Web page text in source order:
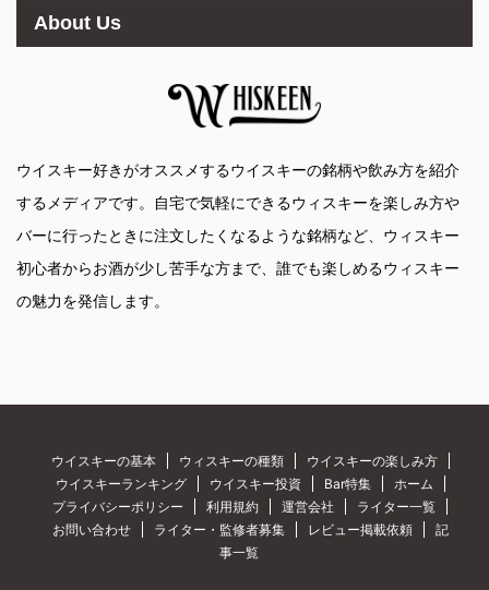
About Us
ウイスキー好きがオススメするウイスキーの銘柄や飲み方を紹介
するメディアです。自宅で気軽にできるウィスキーを楽しみ方や
バーに行ったときに注文したくなるような銘柄など、ウィスキー
初心者からお酒が少し苦手な方まで、誰でも楽しめるウィスキー
の魅力を発信します。
ウイスキーの基本 ウィスキーの種類
ウイスキーの楽しみ方
ウイスキーランキング
ウイスキー投資 Bar特集
ホーム
プライバシーポリシー
利用規約 運営会社
ライター一覧
お問い合わせ
ライター・監修者募集 レビュー掲載依頼
記
事一覧